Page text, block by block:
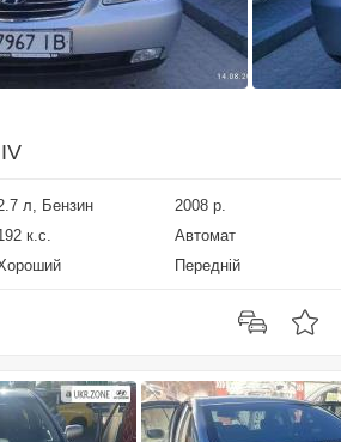
л, Бензин
2008 р.
к.с.
Автомат
Передній